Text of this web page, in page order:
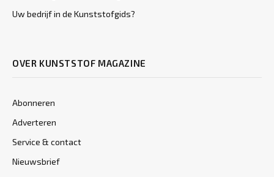
Uw bedrijf in de Kunststofgids?
OVER KUNSTSTOF MAGAZINE
Abonneren
Adverteren
Service & contact
Nieuwsbrief